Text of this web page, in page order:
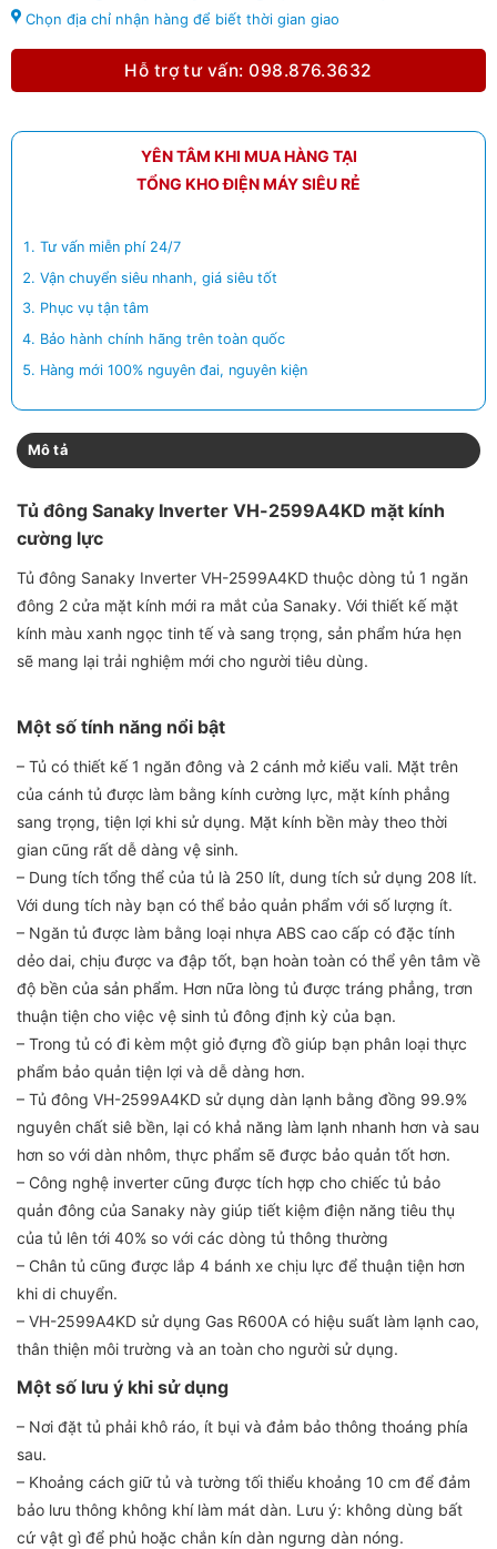
Chọn địa chỉ nhận hàng để biết thời gian giao
Hỗ trợ tư vấn: 098.876.3632
YÊN TÂM KHI MUA HÀNG TẠI
TỔNG KHO ĐIỆN MÁY SIÊU RẺ
Tư vấn miễn phí 24/7
Vận chuyển siêu nhanh, giá siêu tốt
Phục vụ tận tâm
Bảo hành chính hãng trên toàn quốc
Hàng mới 100% nguyên đai, nguyên kiện
Mô tả
Tủ đông Sanaky Inverter VH-2599A4KD mặt kính
cường lực
Tủ đông Sanaky Inverter VH-2599A4KD thuộc dòng tủ 1 ngăn
đông 2 cửa mặt kính mới ra mắt của Sanaky. Với thiết kế mặt
kính màu xanh ngọc tinh tế và sang trọng, sản phẩm hứa hẹn
sẽ mang lại trải nghiệm mới cho người tiêu dùng.
Một số tính năng nổi bật
– Tủ có thiết kế 1 ngăn đông và 2 cánh mở kiểu vali. Mặt trên
của cánh tủ được làm bằng kính cường lực, mặt kính phẳng
sang trọng, tiện lợi khi sử dụng. Mặt kính bền mày theo thời
gian cũng rất dễ dàng vệ sinh.
– Dung tích tổng thể của tủ là 250 lít, dung tích sử dụng 208 lít.
Với dung tích này bạn có thể bảo quản phẩm với số lượng ít.
– Ngăn tủ được làm bằng loại nhựa ABS cao cấp có đặc tính
dẻo dai, chịu được va đập tốt, bạn hoàn toàn có thể yên tâm về
độ bền của sản phẩm. Hơn nữa lòng tủ được tráng phẳng, trơn
thuận tiện cho việc vệ sinh tủ đông định kỳ của bạn.
– Trong tủ có đi kèm một giỏ đựng đồ giúp bạn phân loại thực
phẩm bảo quản tiện lợi và dễ dàng hơn.
– Tủ đông VH-2599A4KD sử dụng dàn lạnh bằng đồng 99.9%
nguyên chất siê bền, lại có khả năng làm lạnh nhanh hơn và sau
hơn so với dàn nhôm, thực phẩm sẽ được bảo quản tốt hơn.
– Công nghệ inverter cũng được tích hợp cho chiếc tủ bảo
quản đông của Sanaky này giúp tiết kiệm điện năng tiêu thụ
của tủ lên tới 40% so với các dòng tủ thông thường
– Chân tủ cũng được lắp 4 bánh xe chịu lực để thuận tiện hơn
khi di chuyển.
– VH-2599A4KD sử dụng Gas R600A có hiệu suất làm lạnh cao,
thân thiện môi trường và an toàn cho người sử dụng.
Một số lưu ý khi sử dụng
– Nơi đặt tủ phải khô ráo, ít bụi và đảm bảo thông thoáng phía
sau.
– Khoảng cách giữ tủ và tường tối thiểu khoảng 10 cm để đảm
bảo lưu thông không khí làm mát dàn. Lưu ý: không dùng bất
cứ vật gì để phủ hoặc chắn kín dàn ngưng dàn nóng.